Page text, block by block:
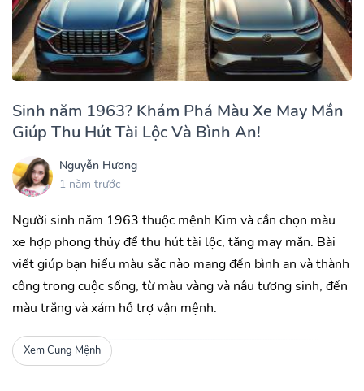
Sinh năm 1963? Khám Phá Màu Xe May Mắn
Giúp Thu Hút Tài Lộc Và Bình An!
Nguyễn Hương
1 năm trước
Người sinh năm 1963 thuộc mệnh Kim và cần chọn màu
xe hợp phong thủy để thu hút tài lộc, tăng may mắn. Bài
viết giúp bạn hiểu màu sắc nào mang đến bình an và thành
công trong cuộc sống, từ màu vàng và nâu tương sinh, đến
màu trắng và xám hỗ trợ vận mệnh.
Xem Cung Mệnh